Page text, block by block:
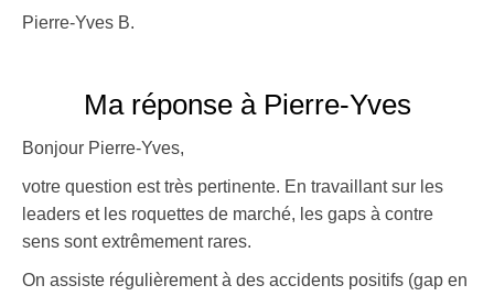
Pierre-Yves B.
Ma réponse à Pierre-Yves
Bonjour Pierre-Yves,
votre question est très pertinente. En travaillant sur les
leaders et les roquettes de marché, les gaps à contre
sens sont extrêmement rares.
On assiste régulièrement à des accidents positifs (gap en